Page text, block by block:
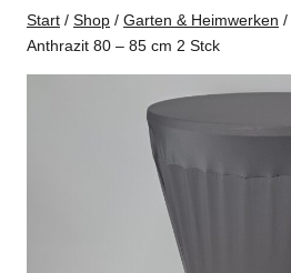
Start / Shop / Garten & Heimwerken /
Anthrazit 80 – 85 cm 2 Stck